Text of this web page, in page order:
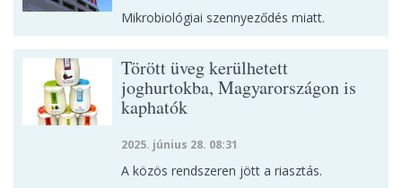
Mikrobiológiai szennyeződés miatt.
Törött üveg kerülhetett
joghurtokba, Magyarországon is
kaphatók
2025. június 28. 08:31
A közös rendszeren jött a riasztás.